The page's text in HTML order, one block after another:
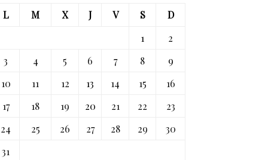
L
M X J V S
D
1
2
3
4 5 6 7 8
9
10
11 12 13 14 15
16
17
18 19 20 21 22
23
24
25 26 27 28 29
30
31